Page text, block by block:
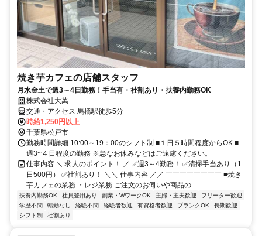
焼き芋カフェの店舗スタッフ
月水金土で週3～4日勤務！手当有・社割あり・扶養内勤務OK
株式会社大萬
交通・アクセス 馬橋駅徒歩5分
時給1,250円以上
千葉県松戸市
勤務時間詳細 10:00～19：00のシフト制 ■１日５時間程度からOK ■
週3~４日程度の勤務 ※急なお休みなどはご遠慮ください。
仕事内容 ＼ 求人のポイント！ ／ ✅週3～4勤務！ ✅清掃手当あり（1
日500円） ✅社割あり！ ＼＼ 仕事内容 ／／ ￣￣￣￣￣￣￣￣ ■焼き
芋カフェの業務 ・レジ業務 ご注文のお伺いや商品の...
扶養内勤務OK 社員登用あり 副業・WワークOK 主婦・主夫歓迎
フリーター歓迎
学歴不問
転勤なし 経験不問 経験者歓迎 有資格者歓迎 ブランクOK
長期歓迎
シフト制
社割あり